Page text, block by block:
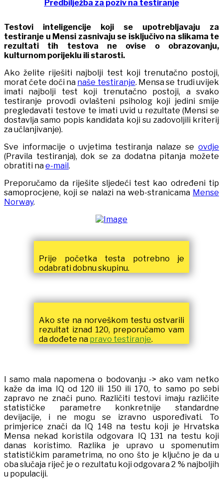
Predbilježba za poziv na testiranje
Testovi inteligencije koji se upotrebljavaju za
testiranje u Mensi zasnivaju se isključivo na slikama te
rezultati tih testova ne ovise o obrazovanju,
kulturnom porijeklu ili starosti.
Ako želite riješiti najbolji test koji trenutačno postoji,
morat ćete doći na naše testiranje. Mensa se trudi uvijek
imati najbolji test koji trenutačno postoji, a svako
testiranje provodi ovlašteni psiholog koji jedini smije
pregledavati testove te imati uvid u rezultate (Mensi se
dostavlja samo popis kandidata koji su zadovoljili kriterij
za učlanjivanje).
Sve informacije o uvjetima testiranja nalaze se ovdje
(Pravila testiranja), dok se za dodatna pitanja možete
obratiti nae-mail.
Preporučamo da riješite sljedeći test kao određeni tip
samoprocjene, koji se nalazi na web-stranicama Mense
Norway.
Prije početka testa potrebno je
odabrati dobnu skupinu.
Ako ste na norveškom testu ostvarili
rezultat iznad 120, preporučamo vam
da dođete na pravo testiranje.
I samo mala napomena o bodovanju -> ako vam netko
kaže da ima IQ od 120 ili 150 ili 170, to samo po sebi
zapravo ne znači puno. Različiti testovi imaju različite
statističke parametre konkretnije standardne
devijacije, i ne mogu se izravno uspoređivati. To
primjerice znači da IQ 148 na testu koji je Hrvatska
Mensa nekad koristila odgovara IQ 131 na testu koji
danas koristimo. Razlika je upravo u spomenutim
statističkim parametrima, no ono što je ključno je da u
oba slučaja riječ je o rezultatu koji odgovara 2 % najboljih
u populaciji.